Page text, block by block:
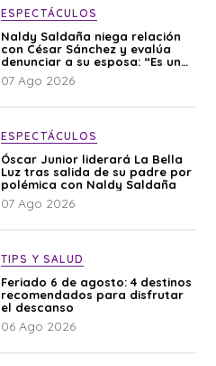
ESPECTÁCULOS
Naldy Saldaña niega relación
con César Sánchez y evalúa
denunciar a su esposa: “Es una
difamación”
07 Ago 2026
ESPECTÁCULOS
Óscar Junior liderará La Bella
Luz tras salida de su padre por
polémica con Naldy Saldaña
07 Ago 2026
TIPS Y SALUD
Feriado 6 de agosto: 4 destinos
recomendados para disfrutar
el descanso
06 Ago 2026